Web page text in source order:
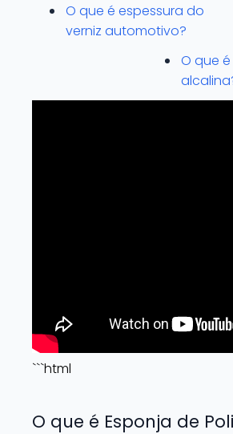
O que é espessura do
verniz automotivo?
O que
```html
O que é Esponja de